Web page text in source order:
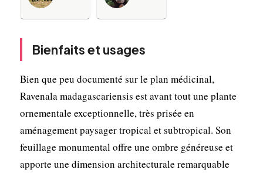
Bienfaits et usages
Bien que peu documenté sur le plan médicinal,
Ravenala madagascariensis est avant tout une plante
ornementale exceptionnelle, très prisée en
aménagement paysager tropical et subtropical. Son
feuillage monumental offre une ombre généreuse et
apporte une dimension architecturale remarquable